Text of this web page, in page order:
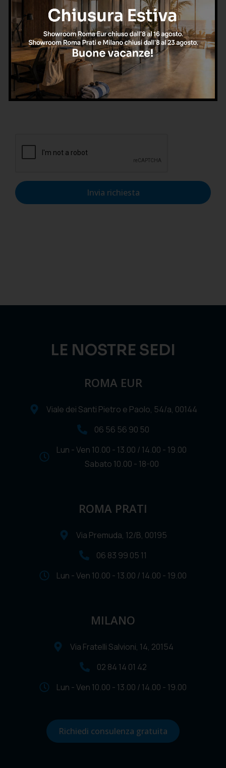
Confermo di aver letto l'informativa sulla privacy, di
Invia richiesta
LE NOSTRE SEDI
ROMA EUR
Viale dei Santi Pietro e Paolo, 54/a, 00144
06 56 56 90 50
Lun - Ven 10.00 - 13.00 / 14.00 - 19.00
Sabato 10.00 - 18-00
ROMA PRATI
Via Premuda, 12/B, 00195
06 83 99 05 11
Lun - Ven 10.00 - 13.00 / 14.00 - 19.00
MILANO
Via Fratelli Salvioni, 14, 20154
02 84 14 01 42
Lun - Ven 10.00 - 13.00 / 14.00 - 19.00
Richiedi consulenza gratuita